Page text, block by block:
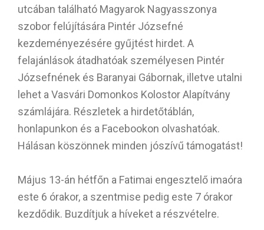
utcában található Magyarok Nagyasszonya
szobor felújítására Pintér Józsefné
kezdeményezésére gyűjtést hirdet. A
felajánlások átadhatóak személyesen Pintér
Józsefnének és Baranyai Gábornak, illetve utalni
lehet a Vasvári Domonkos Kolostor Alapítvány
számlájára. Részletek a hirdetőtáblán,
honlapunkon és a Facebookon olvashatóak.
Hálásan köszönnek minden jószívű támogatást!
Május 13-án hétfőn a Fatimai engesztelő imaóra
este 6 órakor, a szentmise pedig este 7 órakor
kezdődik. Buzdítjuk a híveket a részvételre.